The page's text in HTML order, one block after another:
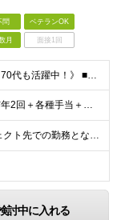
問 ベテランOK
月 面接1回
《年齢不問／50代・60代・70代も活躍中！》 ■JavaまたはC言語系（C#、C++、C）を使用した開発経験をお持ちの方 ■学歴不問 「定年を迎えたが、まだまだ頑張りたい」 「技術の現場から離れて
月給35万円～45万円＋賞与年2回＋各種手当＋残業代全額支給 ※経験・能力、前職給与を考慮の上、決定いたします ※試用期間3ヵ月(試用期間中と本採用後の待遇の差異はありません) ＊＊ 安定した収入
■戸塚または川崎のプロジェクト先での勤務となります ■転居を伴う転勤はありません ※他案件へ参画の場合は、本社または神奈川・都内のプロジェクト先での勤務となります 【本社】 神奈川県横浜市中区富士
討中に入れる